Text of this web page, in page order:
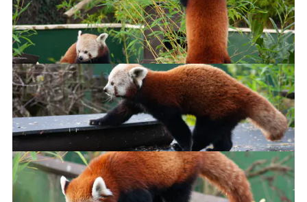
Look, there's more!